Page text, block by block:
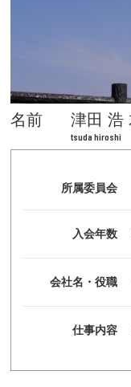
名前 津田 浩
tsuda hiroshi
所属委員会
入会年数
会社名・役職
仕事内容